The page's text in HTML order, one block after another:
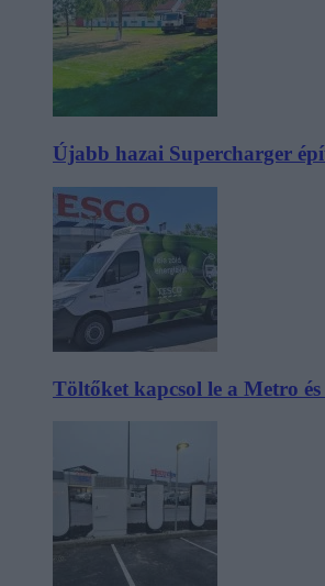
Újabb hazai Supercharger
Töltőket kapcsol le a Metro és